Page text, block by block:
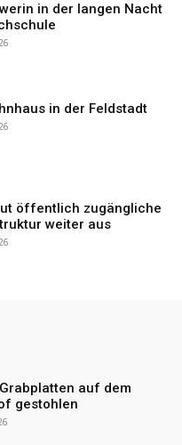
in der langen Nacht
in der Feldstadt
öffentlich zugängliche
weiter aus
auf dem
gestohlen